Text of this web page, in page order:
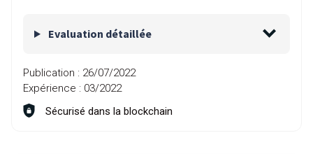
Evaluation détaillée
Publication : 26/07/2022
Expérience : 03/2022
Sécurisé dans la blockchain